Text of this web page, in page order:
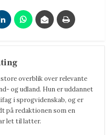
overblik over relevante
og udland. Hun er uddannet
i sprogvidenskab, og er
på redaktionen som en
let til latter.